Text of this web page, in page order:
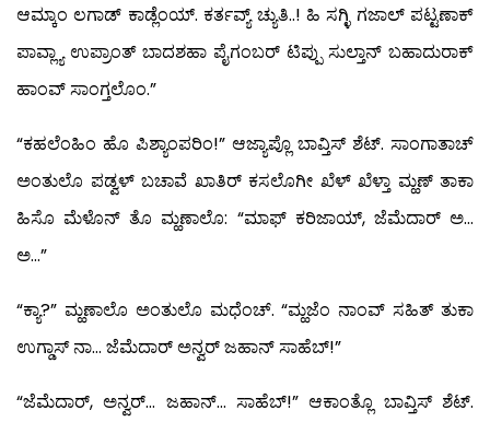
ಆಮ್ಕಾಂ ಲಗಾಡ್ ಕಾಡ್ಲೆಂಯ್. ಕರ್ತವ್ಯ್ ಚ್ಯುತಿ..! ಹಿ ಸಗ್ಳಿ ಗಜಾಲ್ ಪಟ್ಟಣಾಕ್
ಪಾವ್ಲ್ಯಾ ಉಪ್ರಾಂತ್ ಬಾದಶಹಾ ಪೈಗಂಬರ್ ಟಿಪ್ಪು ಸುಲ್ತಾನ್ ಬಹಾದುರಾಕ್
ಹಾಂವ್ ಸಾಂಗ್ತಲೊಂ.”
“ಕಹಲೆಂಹಿಂ ಹೊ ಪಿಶ್ಯಾಂಪರಿಂ!” ಆಜ್ಯಾಪ್ಲೊ ಬಾವ್ತಿಸ್ ಶೆಟ್. ಸಾಂಗಾತಾಚ್
ಅಂತುಲೊ ಪಡ್ವಳ್ ಬಚಾವೆ ಖಾತಿರ್ ಕಸಲೊಗೀ ಖೆಳ್ ಖೆಳ್ತಾ ಮ್ಹಣ್ ತಾಕಾ
ಹಿಸೊ ಮೆಳೊನ್ ತೊ ಮ್ಹಣಾಲೊ: “ಮಾಫ್ ಕರಿಜಾಯ್, ಜೆಮೆದಾರ್ ಅ…
ಅ…”
“ಕ್ಯಾ?” ಮ್ಹಣಾಲೊ ಅಂತುಲೊ ಮಧೆಂಚ್. “ಮ್ಹಜೆಂ ನಾಂವ್ ಸಹಿತ್ ತುಕಾ
ಉಗ್ಡಾಸ್ ನಾ… ಜೆಮೆದಾರ್ ಅನ್ವರ್ ಜಹಾನ್ ಸಾಹೆಬ್!”
“ಜೆಮೆದಾರ್, ಅನ್ವರ್… ಜಹಾನ್… ಸಾಹೆಬ್!” ಆಕಾಂತ್ಲೊ ಬಾವ್ತಿಸ್ ಶೆಟ್.